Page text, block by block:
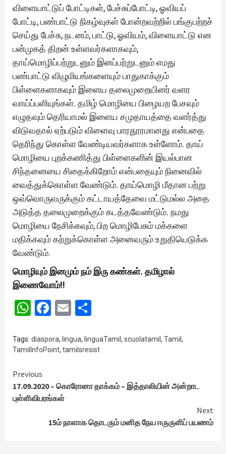
விளையாட்டுப் போட்டிகள், பேச்சுப்போட்டி, ஓவியப்
போட்டி, பண்பாட்டு நிகழ்வுகள் போன்றவற்றில் பங்குபற்றச்
செய்து பேச்சு, நடனம், பாட்டு, ஓவியம், விளையாட்டு என
பன்முகத் திறன் உள்ளவர்களாகவும்,
தாய்மொழிப்பற்றுடனும் இனப்பற்றுடனும் எமது
பண்பாட்டு விழுமியங்களையும் பாதுகாக்கும்
பிள்ளைகளாகவும் இளைய தலைமுறையினர் வளர
வாய்ப்பளியுங்கள். தமிழ் மொழியை பிழையற பேசவும்
எழுதவும் தெரியாமல் இளைய சமுதாயத்தை வளர்த்து
விடுவதால் ஏற்படும் விளைவு பாரதூரமானது என்பதை
தெரிந்து கொள்ள வேண்டியவர்களாக உள்ளோம். தாய்
மொழியை புறக்கணித்து பிள்ளைகளின் இயல்பான
சிந்தனையை சிதைக்கிறோம் என்பதையும் நினைவில்
வைத்துக்கொள்ள வேண்டும். தாய்மொழி மீதான பற்று
ஒவ்வொருவருக்கும் கட்டாயத்தேவை மட்டுமல்ல அதை
அடுத்த தலைமுறைக்கும் கடத்தவேண்டும். நமது
மொழியை நேசிக்கவும், பிற மொழிபேசும் மக்களை
மதிக்கவும் கற்றுக்கொள்ள அனைவரும் உறுதியெடுக்க
வேண்டும்.
மொழியும் இனமும் நம் இரு கண்கள். தமிழால்
இணைவோம்!!
WhatsApp
Facebook
Email
Tags: diaspora, lingua, linguaTamil , scuolatamil , Tamil ,
TamilInfoPoint, tamilsresist
Continue
Reading
Previous
17.09.2020 – கொரோனா தாக்கம் – இத்தாலியின் அன்றாட
புள்ளிவிபரங்கள்
Next
15ம் நாளாக தொடரும் மனித நேய ஈருருளிப் பயணம்